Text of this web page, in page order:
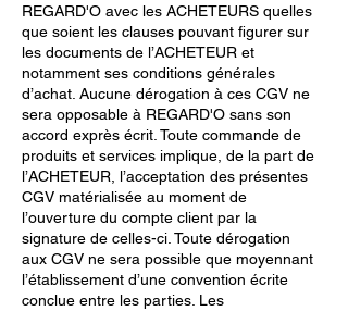
REGARD'O avec les ACHETEURS quelles
que soient les clauses pouvant ﬁgurer sur
les documents de l’ACHETEUR et
notamment ses conditions générales
d’achat. Aucune dérogation à ces CGV ne
sera opposable à REGARD'O sans son
accord exprès écrit. Toute commande de
produits et services implique, de la part de
l’ACHETEUR, l’acceptation des présentes
CGV matérialisée au moment de
l’ouverture du compte client par la
signature de celles-ci. Toute dérogation
aux CGV ne sera possible que moyennant
l’établissement d’une convention écrite
conclue entre les parties. Les